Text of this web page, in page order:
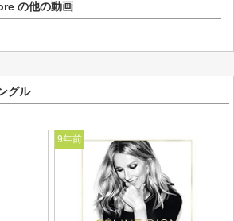
の他の動画
グル
9年前